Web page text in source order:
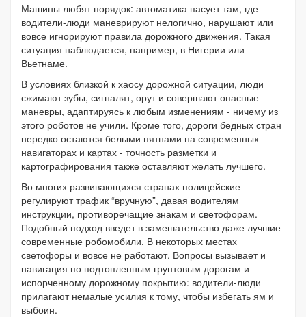
Машины любят порядок: автоматика пасует там, где
водители-люди маневрируют нелогично, нарушают или
вовсе игнорируют правила дорожного движения. Такая
ситуация наблюдается, например, в Нигерии или
Вьетнаме.
В условиях близкой к хаосу дорожной ситуации, люди
сжимают зубы, сигналят, орут и совершают опасные
маневры, адаптируясь к любым изменениям - ничему из
этого роботов не учили. Кроме того, дороги бедных стран
нередко остаются белыми пятнами на современных
навигаторах и картах - точность разметки и
картографирования также оставляют желать лучшего.
Во многих развивающихся странах полицейские
регулируют трафик “вручную”, давая водителям
инструкции, противоречащие знакам и светофорам.
Подобный подход введет в замешательство даже лучшие
современные робомобили. В некоторых местах
светофоры и вовсе не работают. Вопросы вызывает и
навигация по подтопленным грунтовым дорогам и
испорченному дорожному покрытию: водители-люди
прилагают немалые усилия к тому, чтобы избегать ям и
выбоин.